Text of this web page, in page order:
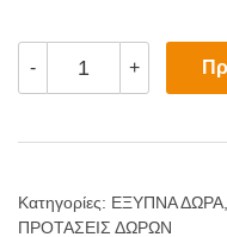
-
Συλλεκτική
Κούπα
+
Κατηγορίες: ΕΞΥΠΝΑ ΔΩΡΑ
ΠΡΟΤΑΣΕΙΣ ΔΩΡΩΝ